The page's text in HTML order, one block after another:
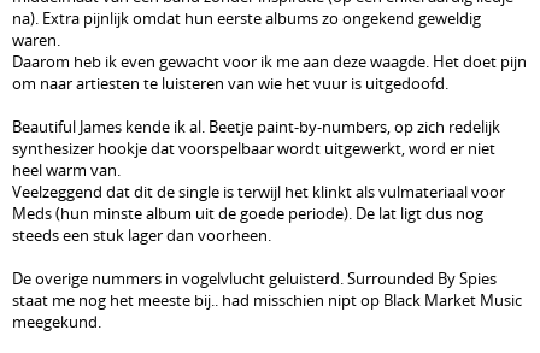
na). Extra pijnlijk omdat hun eerste albums zo ongekend geweldig
waren.
Daarom heb ik even gewacht voor ik me aan deze waagde. Het doet pijn
om naar artiesten te luisteren van wie het vuur is uitgedoofd.
Beautiful James kende ik al. Beetje paint-by-numbers, op zich redelijk
synthesizer hookje dat voorspelbaar wordt uitgewerkt, word er niet
heel warm van.
Veelzeggend dat dit de single is terwijl het klinkt als vulmateriaal voor
Meds (hun minste album uit de goede periode). De lat ligt dus nog
steeds een stuk lager dan voorheen.
De overige nummers in vogelvlucht geluisterd. Surrounded By Spies
staat me nog het meeste bij.. had misschien nipt op Black Market Music
meegekund.